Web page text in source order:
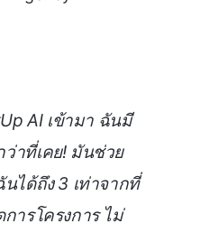
AI เข้ามา ฉันมี
าที่เคย! มันช่วย
นได้ถึง 3 เท่าจากที่
ารโครงการ ไม่